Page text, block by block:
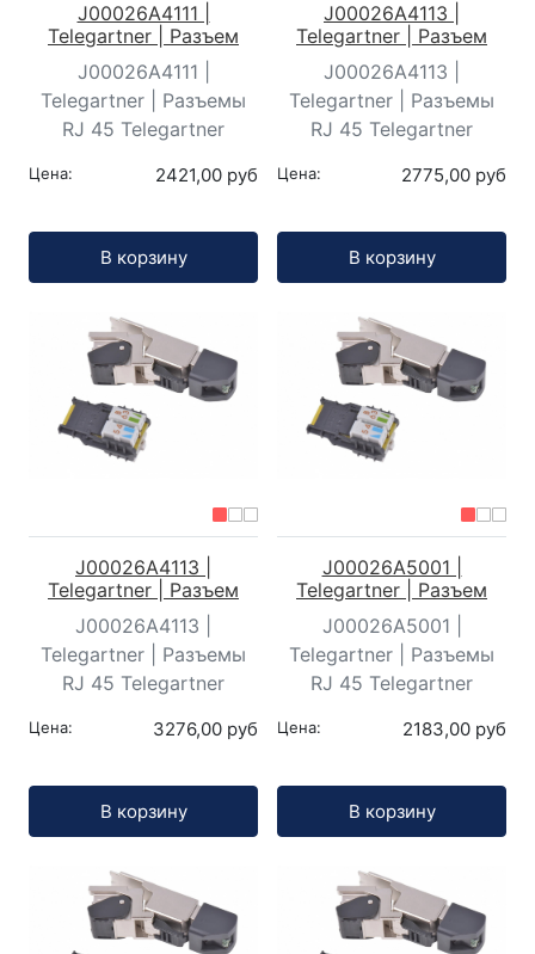
J00026A4111 |
Telegartner | Разъем
J00026A4111 |
Telegartner | Разъемы
RJ 45 Telegartner
Цена: 2421,00 руб
В корзину
J00026A4113 |
Telegartner | Разъем
J00026A4113 |
Telegartner | Разъемы
RJ 45 Telegartner
Цена: 2775,00 руб
В корзину
J00026A4113 |
Telegartner | Разъем
J00026A4113 |
Telegartner | Разъемы
RJ 45 Telegartner
Цена: 3276,00 руб
В корзину
J00026A5001 |
Telegartner | Разъем
J00026A5001 |
Telegartner | Разъемы
RJ 45 Telegartner
Цена: 2183,00 руб
В корзину